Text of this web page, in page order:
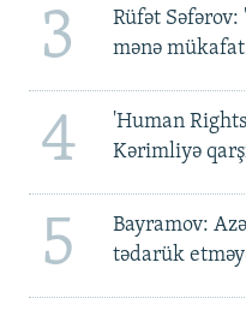
3
Rüfət
mənə
4
'Human
Kərimliyə
5
Bayramov:
tədarük